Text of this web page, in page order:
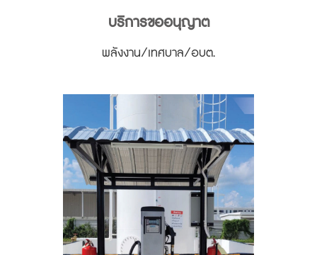
บริการขออนุญาต
พลังงาน/เทศบาล/อบต.